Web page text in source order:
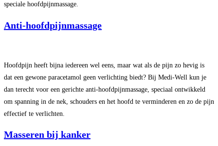
speciale hoofdpijnmassage.
Anti-hoofdpijnmassage
Hoofdpijn heeft bijna iedereen wel eens, maar wat als de pijn zo hevig is
dat een gewone paracetamol geen verlichting biedt? Bij Medi-Well kun je
dan terecht voor een gerichte anti-hoofdpijnmassage, speciaal ontwikkeld
om spanning in de nek, schouders en het hoofd te verminderen en zo de pijn
effectief te verlichten.
Masseren bij kanker